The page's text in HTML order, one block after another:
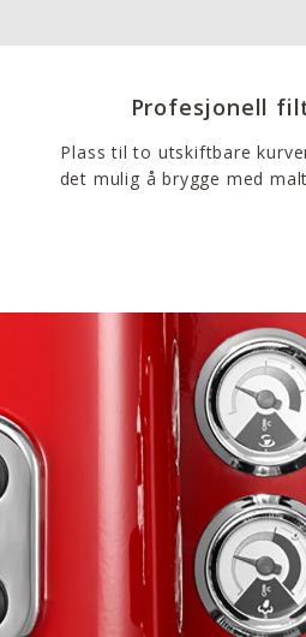
Profesjonell
Plass til to utskiftbare
det mulig å brygge med